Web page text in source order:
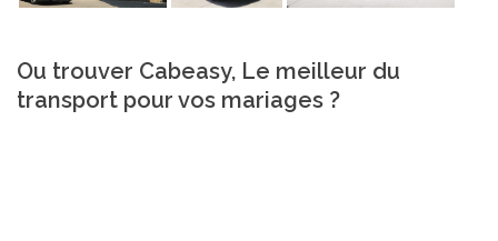
Ou trouver Cabeasy, Le meilleur du
transport pour vos mariages ?